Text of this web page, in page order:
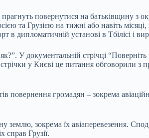
повернутися на батьківщину з
та Грузією на тижні або навіть місяці,
в дипломатичній установі в Тбілісі і
У документальній стрічці “Поверніть
у Києві це питання обговорили
повернення громадян – зокрема
землю, зокрема їх авіаперевезення.
справ Грузії.